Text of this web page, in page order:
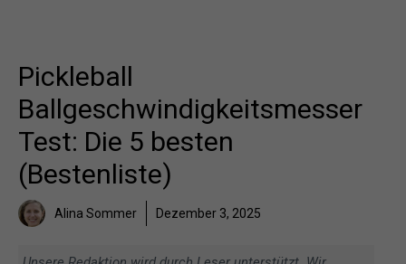
Pickleball
Ballgeschwindigkeitsmesser
Test: Die 5 besten
(Bestenliste)
Alina Sommer Dezember 3, 2025